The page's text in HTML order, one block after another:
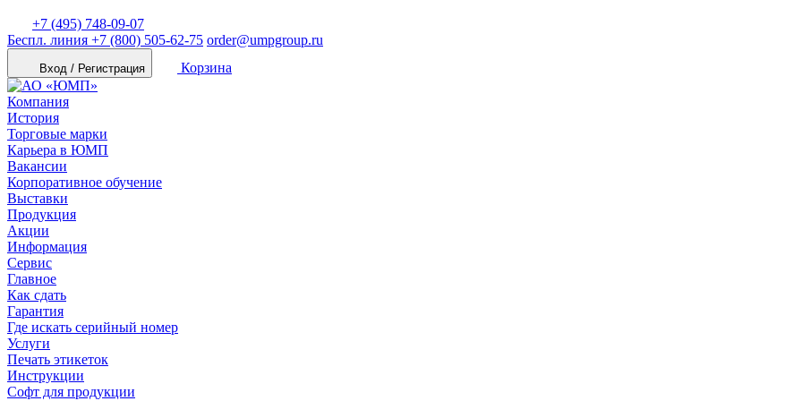
+7 (495) 748-09-07
Беспл. линия +7 (800) 505-62-75 order@umpgroup.ru
Вход / Регистрация Корзина
Компания
История
Торговые марки
Карьера в ЮМП
Вакансии
Корпоративное обучение
Выставки
Продукция
Акции
Информация
Сервис
Главное
Как сдать
Гарантия
Где искать серийный номер
Услуги
Печать этикеток
Инструкции
Софт для продукции